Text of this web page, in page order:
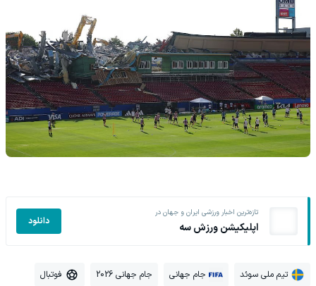
تازه‌ترین اخبار ورزشی ایران و جهان در
اپلیکیشن ورزش سه دانلود
تیم ملی سوئد جام جهانی جام جهانی 2026 فوتبال